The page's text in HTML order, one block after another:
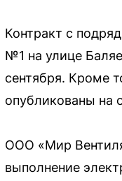
Контракт с
№1 на улице
сентября. Кроме
опубликованы на
ООО «Мир
выполнение